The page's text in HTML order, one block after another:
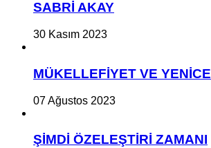
SABRİ AKAY
30 Kasım 2023
MÜKELLEFİYET VE YENİCE
07 Ağustos 2023
ŞİMDİ ÖZELEŞTİRİ ZAMANI